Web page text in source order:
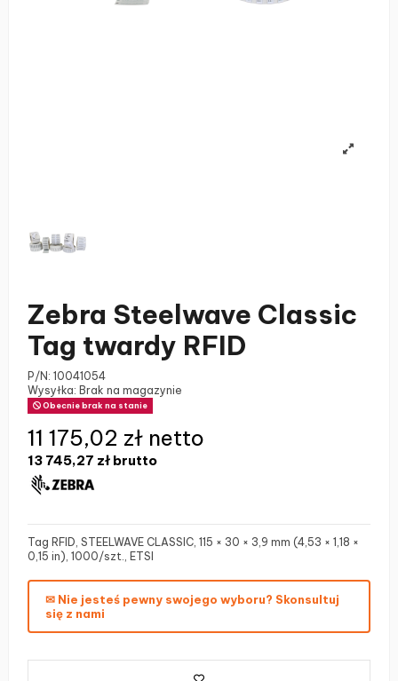
Zebra Steelwave Classic
Tag twardy RFID
P/N: 10041054
Wysyłka: Brak na magazynie
Obecnie brak na stanie
13 745,27 zł brutto
11 175,02 zł netto
Tag RFID, STEELWAVE CLASSIC, 115 × 30 × 3,9 mm (4,53 × 1,18 ×
0,15 in), 1000/szt., ETSI
✉ Nie jesteś pewny swojego wyboru? Skonsultuj
się z nami